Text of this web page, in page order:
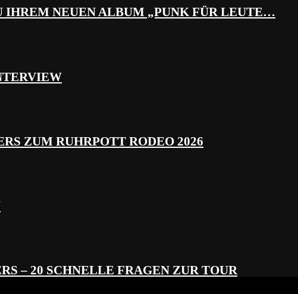
NEUEN ALBUM „PUNK FÜR LEUTE…
ZUM RUHRPOTT RODEO 2026
– 20 SCHNELLE FRAGEN ZUR TOUR